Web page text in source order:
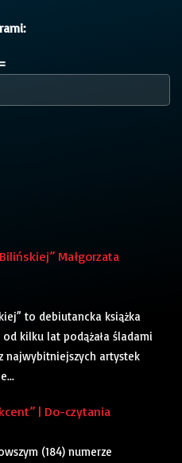
Małgorzata
to debiutancka książka
kilku lat podążała śladami
najwybitniejszych artystek
| Do-czytania
(184) numerze